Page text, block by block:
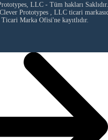
LLC - Tüm hakları Saklıdır.
Clever Prototypes , LLCticari
Marka Ofisi'ne kayıtlıdır.